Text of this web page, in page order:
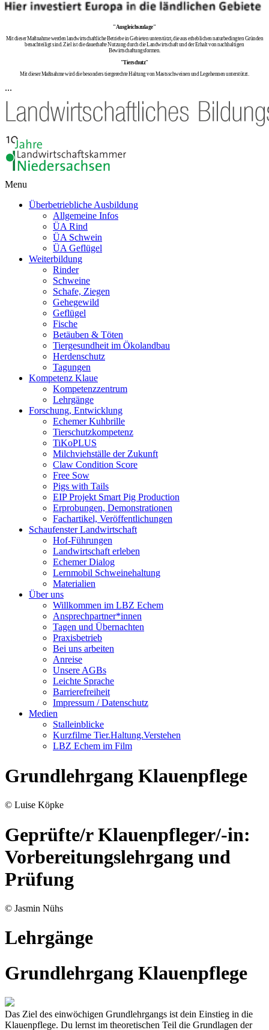
"Ausgleichszulage"
Mit dieser Maßnahme werden landwirtschaftliche Betriebe in Gebieten unterstützt, die aus erheblichen naturbedingten Gründen
benachteiligt sind. Ziel ist die dauerhafte Nutzung durch die Landwirtschaft und der Erhalt von nachhaltigen
Bewirtschaftungsformen.
"Tierschutz"
Mit dieser Maßnahme wird die besonders tiergerechte Haltung von Mastsschweinen und Legehennen unterstützt.
...
Menu
Überbetriebliche Ausbildung
Allgemeine Infos
ÜA Rind
ÜA Schwein
ÜA Geflügel
Weiterbildung
Rinder
Schweine
Schafe, Ziegen
Gehegewild
Geflügel
Fische
Betäuben & Töten
Tiergesundheit im Ökolandbau
Herdenschutz
Tagungen
Kompetenz Klaue
Kompetenzzentrum
Lehrgänge
Forschung, Entwicklung
Echemer Kuhbrille
Tierschutzkompetenz
TiKoPLUS
Milchviehställe der Zukunft
Claw Condition Score
Free Sow
Pigs with Tails
EIP Projekt Smart Pig Production
Erprobungen, Demonstrationen
Fachartikel, Veröffentlichungen
Schaufenster Landwirtschaft
Hof-Führungen
Landwirtschaft erleben
Echemer Dialog
Lernmobil Schweinehaltung
Materialien
Über uns
Willkommen im LBZ Echem
Ansprechpartner*innen
Tagen und Übernachten
Praxisbetrieb
Bei uns arbeiten
Anreise
Unsere AGBs
Leichte Sprache
Barrierefreiheit
Impressum / Datenschutz
Medien
Stalleinblicke
Kurzfilme Tier.Haltung.Verstehen
LBZ Echem im Film
Grundlehrgang Klauenpflege
© Luise Köpke
Geprüfte/r Klauenpfleger/-in:
Vorbereitungslehrgang und
Prüfung
© Jasmin Nühs
Lehrgänge
Grundlehrgang Klauenpflege
Das Ziel des einwöchigen Grundlehrgangs ist dein Einstieg in die
Klauenpflege. Du lernst im theoretischen Teil die Grundlagen der